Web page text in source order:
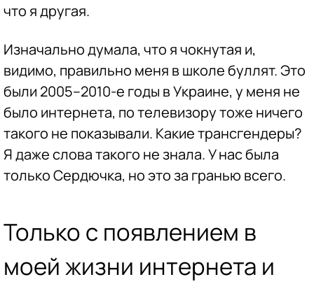
что я другая.
Изначально думала, что я чокнутая и,
видимо, правильно меня в школе буллят. Это
были 2005–2010-е годы в Украине, у меня не
было интернета, по телевизору тоже ничего
такого не показывали. Какие трансгендеры?
Я даже слова такого не знала. У нас была
только Сердючка, но это за гранью всего.
Только с появлением в
моей жизни интернета и